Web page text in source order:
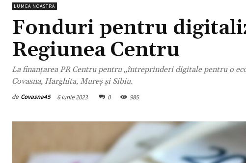
LUMEA NOASTRĂ
Fonduri pentru
Regiunea Centru
La finanțarea PR Centru pentru „întreprinderi digitale pentru o
Covasna, Harghita, Mureș și Sibiu.
de Covasna45 6 iunie 2023 0 985